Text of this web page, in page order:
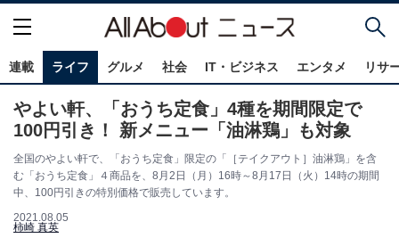
連載 ライフ グルメ 社会 IT・ビジネス エンタメ リサ
やよい軒、「おうち定食」4種を期間限定で
100円引き！ 新メニュー「油淋鶏」も対象
全国のやよい軒で、「おうち定食」限定の「［テイクアウト］油淋鶏」を含
む「おうち定食」４商品を、8月2日（月）16時～8月17日（火）14時の期間
中、100円引きの特別価格で販売しています。
2021.08.05
柿崎 真英